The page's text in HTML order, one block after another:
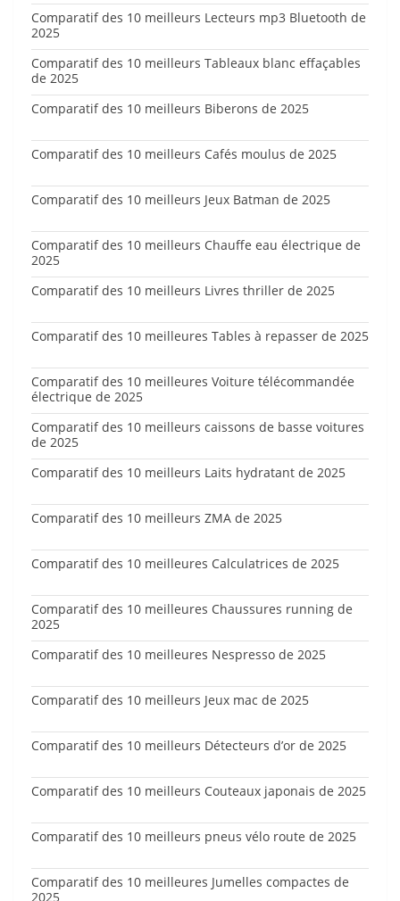
Comparatif des 10 meilleurs Lecteurs mp3 Bluetooth de
2025
Comparatif des 10 meilleurs Tableaux blanc effaçables
de 2025
Comparatif des 10 meilleurs Biberons de 2025
Comparatif des 10 meilleurs Cafés moulus de 2025
Comparatif des 10 meilleurs Jeux Batman de 2025
Comparatif des 10 meilleurs Chauffe eau électrique de
2025
Comparatif des 10 meilleurs Livres thriller de 2025
Comparatif des 10 meilleures Tables à repasser de 2025
Comparatif des 10 meilleures Voiture télécommandée
électrique de 2025
Comparatif des 10 meilleurs caissons de basse voitures
de 2025
Comparatif des 10 meilleurs Laits hydratant de 2025
Comparatif des 10 meilleurs ZMA de 2025
Comparatif des 10 meilleures Calculatrices de 2025
Comparatif des 10 meilleures Chaussures running de
2025
Comparatif des 10 meilleures Nespresso de 2025
Comparatif des 10 meilleurs Jeux mac de 2025
Comparatif des 10 meilleurs Détecteurs d’or de 2025
Comparatif des 10 meilleurs Couteaux japonais de 2025
Comparatif des 10 meilleurs pneus vélo route de 2025
Comparatif des 10 meilleures Jumelles compactes de
2025